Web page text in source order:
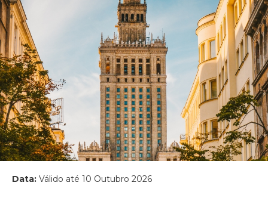
Data: Válido até 10 Outubro 2026